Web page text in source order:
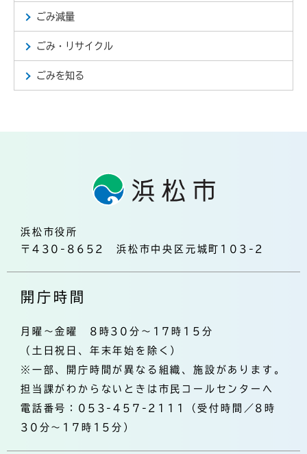
ごみ減量
ごみ・リサイクル
ごみを知る
浜松市役所
〒430-8652 浜松市中央区元城町103-2
開庁時間
月曜～金曜 8時30分～17時15分
（土日祝日、年末年始を除く）
※一部、開庁時間が異なる組織、施設があります。
担当課がわからないときは市民コールセンターへ
電話番号：053-457-2111（受付時間／8時
30分～17時15分）